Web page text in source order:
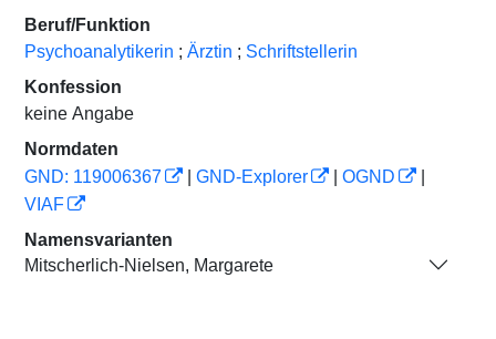
Beruf/Funktion
Psychoanalytikerin ; Ärztin ; Schriftstellerin
Konfession
keine Angabe
Normdaten
GND: 119006367
GND-Explorer OGND
VIAF
Namensvarianten
Mitscherlich-Nielsen, Margarete